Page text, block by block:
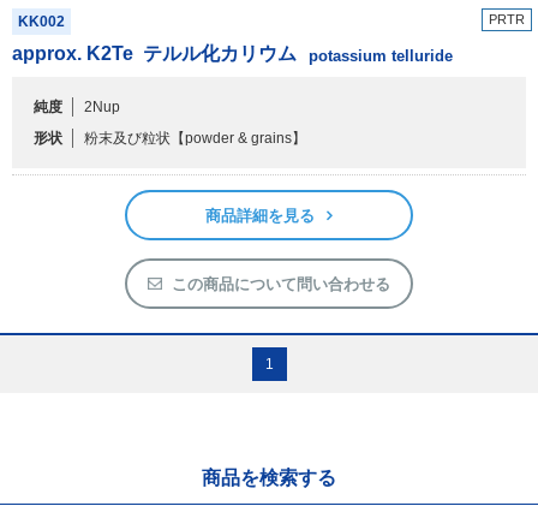
PRTR
KK002
approx. K2Te テルル化カリウム potassium telluride
純度
2Nup
形状
粉末及び粒状 【powder & grains】
商品詳細を見る
この商品について問い合わせる
1
商品を検索する